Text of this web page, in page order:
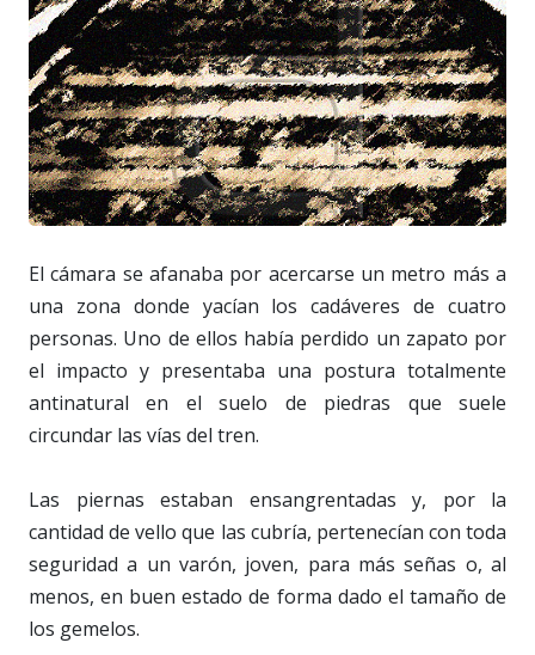
El cámara se afanaba por acercarse un metro más a
una zona donde yacían los cadáveres de cuatro
personas. Uno de ellos había perdido un zapato por
el impacto y presentaba una postura totalmente
antinatural en el suelo de piedras que suele
circundar las vías del tren.
Las piernas estaban ensangrentadas y, por la
cantidad de vello que las cubría, pertenecían con toda
seguridad a un varón, joven, para más señas o, al
menos, en buen estado de forma dado el tamaño de
los gemelos.